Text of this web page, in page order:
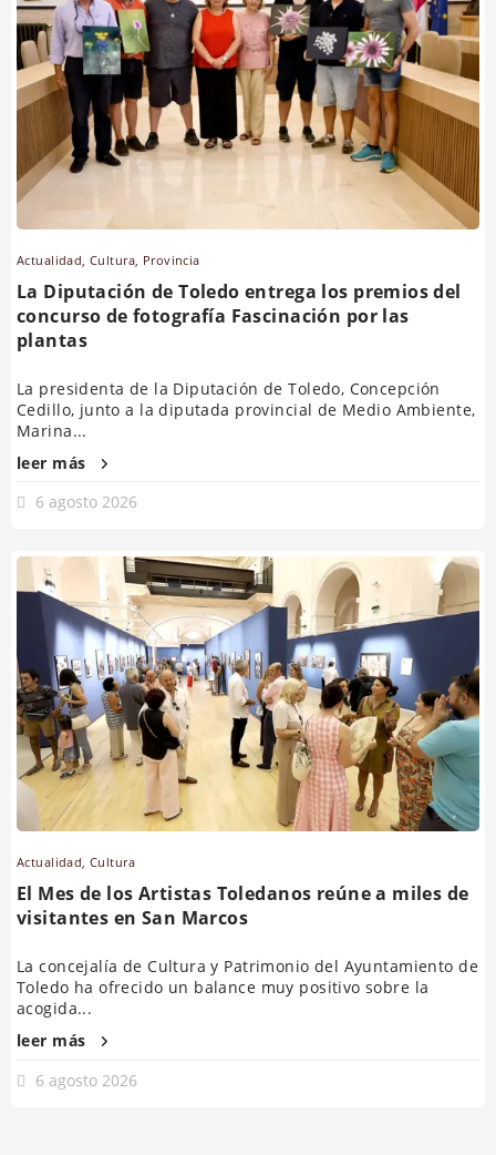
Actualidad ,Cultura Provincia
La Diputación de Toledo entrega los premios del
concurso de fotografía Fascinación por las
plantas
La presidenta de la Diputación de Toledo, Concepción
Cedillo, junto a la diputada provincial de Medio Ambiente,
Marina...
leer más
6 agosto 2026
Actualidad,Cultura
El Mes de los Artistas Toledanos reúne a miles de
visitantes en San Marcos
La concejalía de Cultura y Patrimonio del Ayuntamiento de
Toledo ha ofrecido un balance muy positivo sobre la
acogida...
leer más
6 agosto 2026